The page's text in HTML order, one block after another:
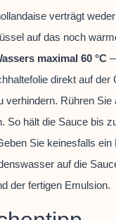
verträgt
auf das noch
maximal 60 °C
direkt auf der
verhindern. Rühren Sie
So hält die Sauce bis
Sie keinesfalls ein
auf die
der fertigen Emulsion.